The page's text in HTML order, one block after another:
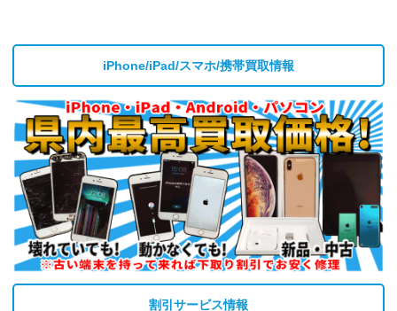
iPhone/iPad/スマホ/携帯買取情報
割引サービス情報